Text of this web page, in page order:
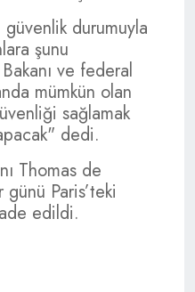
durumuyla
şunu
ve federal
mümkün olan
sağlamak
dedi.
Thomas de
Paris’teki
edildi.